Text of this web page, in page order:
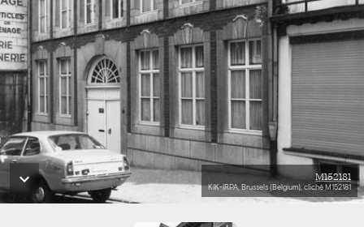
M152181
KIK-IRPA, Brussels (Belgium), cliché M152181